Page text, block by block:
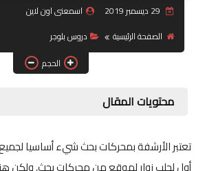
موبايل
القسم الديني
29 ديسمبر 2019
اسمعنى اون لاين
الصفحة الرئيسية
دروس بلوجر
الحجم
محتويات المقال
تعتبر الأرشفة بمحركات بحث شيء أساسيا